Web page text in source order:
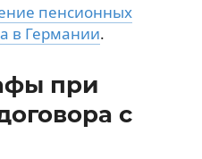
пенсионных
в Германии.
при
с